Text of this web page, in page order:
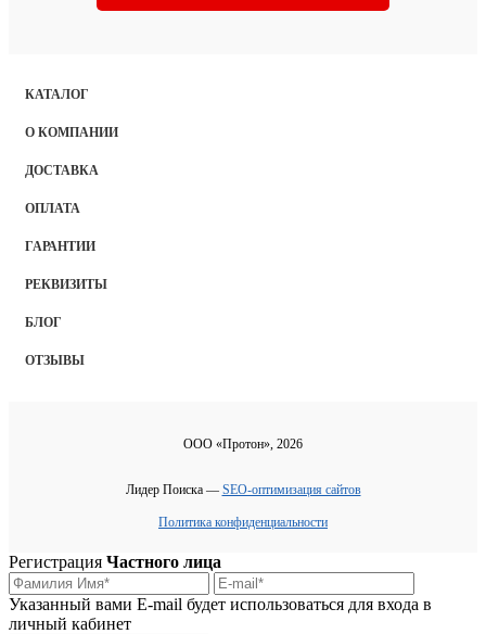
КАТАЛОГ
О КОМПАНИИ
ДОСТАВКА
ОПЛАТА
ГАРАНТИИ
РЕКВИЗИТЫ
БЛОГ
ОТЗЫВЫ
ООО «Протон», 2026
Лидер Поиска — SEO-оптимизация сайтов
Политика конфиденциальности
Регистрация Частного лица
Указанный вами E-mail будет использоваться для входа в
личный кабинет